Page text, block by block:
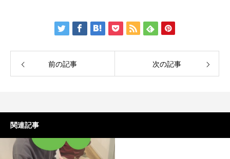
前の記事 次の記事
関連記事